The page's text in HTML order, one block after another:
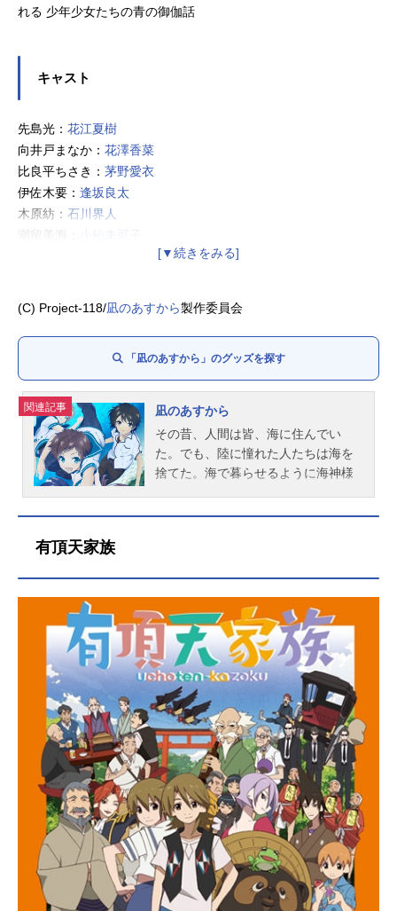
れる 少年少女たちの青の御伽話
キャスト
先島光： 花江夏樹
向井戸まなか： 花澤香菜
比良平ちさき： 茅野愛衣
伊佐木要： 逢坂良太
木原紡： 石川界人
潮留美海：
天田益男
木原勇：清川元夢
鳥海浩輔
(C) Project‐118/凪のあすから製作委員会
「凪のあすから」のグッズを探す
関連記事
凪のあすから
その昔、人間は皆、海に住んでい
た。でも、陸に憧れた人たちは海を
捨てた。海で暮らせるように海神様
て……。海で暮らす人、陸で暮らす
光、向井戸まなか、比良平ちさき、
伊佐木要と地上に暮らす木原紡。海
と陸。中学二年生という同じ年代を
過ごしながら今まで出会うことのな
かった彼らが出会った時、潮の満ち
引きのように彼らの心も揺れ動く。
ちょっと不思議な世界で繰り広げら
れる少年少女たちの青の御伽話作品
名凪のあすから放送形態TVアニメス
ケジュール2013年10月3日（木）～2
014年4月3日（木）TOKYOMXほか
話数全26話キャスト先島光：花江夏
樹向井戸まなか：花澤香菜比良平ち
さき：茅野愛衣伊佐木要：逢坂良太
木原紡：石川界人潮留美海：小松未
可子久沼さゆ：石原夏織先島あか
有頂天家族